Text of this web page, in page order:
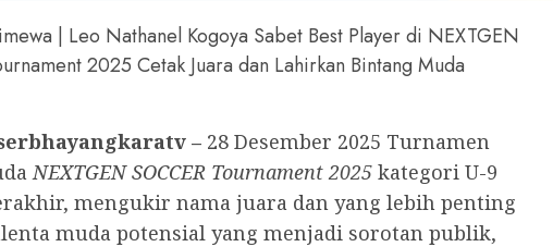
| Leo Nathanel Kogoya Sabet Best Player di NEXTGEN
2025 Cetak Juara dan Lahirkan Bintang Muda
– 28 Desember 2025 Turnamen
NEXTGEN SOCCER Tournament 2025 kategori U-9
mengukir nama juara dan yang lebih penting
muda potensial yang menjadi sorotan publik,